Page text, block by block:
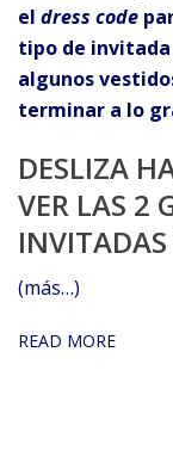
el dress code
tipo de
algunos
terminar a lo
DESLIZA
VER LAS 2
(más…)
READ MORE